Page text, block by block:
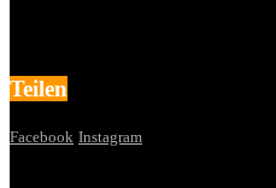
Teilen
Facebook Instagram